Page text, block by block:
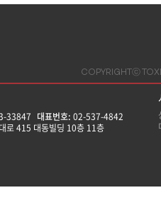
COPYRIGHTⓒ
33847 대표번호: 02-537-4842
로 415 대동빌딩 10층 11층